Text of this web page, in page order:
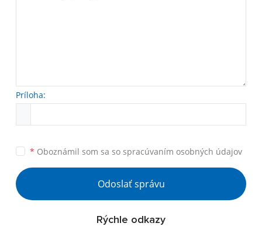
Príloha:
* Oboznámil som sa so spracúvaním osobných údajov
Odoslať správu
Rýchle odkazy